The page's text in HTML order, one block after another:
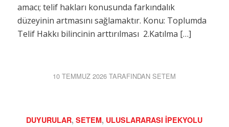
amacı; telif hakları konusunda farkındalık
düzeyinin artmasını sağlamaktır. Konu: Toplumda
Telif Hakkı bilincinin arttırılması 2.Katılma […]
10 TEMMUZ 2026 TARAFINDANSETEM
DUYURULAR,SETEM, ULUSLARARASI İPEKYOLU